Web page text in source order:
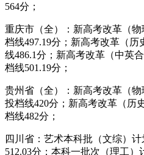
564分；
重庆市（全）：新高考改革（
档线497.19分；新高考改革（
线486.1分；新高考改革（中英
档线501.19分；
贵州省（全）：新高考改革（物
投档线420分；新高考改革（历
档线482分；
四川省：艺术本科批（文综）
512.03分；本科一批次（理工